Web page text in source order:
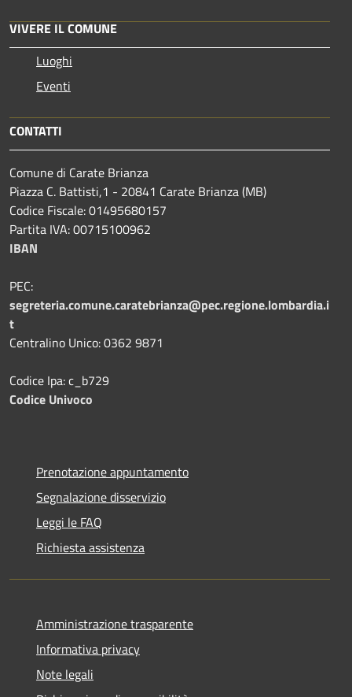
VIVERE IL COMUNE
Luoghi
Eventi
CONTATTI
Comune di Carate Brianza
Piazza C. Battisti,1 - 20841 Carate Brianza (MB)
Codice Fiscale: 01495680157
Partita IVA: 00715100962
IBAN
PEC:
segreteria.comune.caratebrianza@pec.regione.lombardia.i
t
Centralino Unico: 0362 9871
Codice Ipa: c_b729
Codice Univoco
Prenotazione appuntamento
Segnalazione disservizio
Leggi le FAQ
Richiesta assistenza
Amministrazione trasparente
Informativa privacy
Note legali